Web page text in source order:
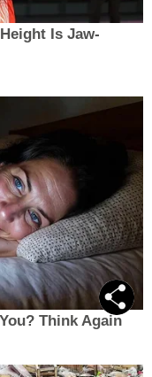
Is Jaw-
Think Again